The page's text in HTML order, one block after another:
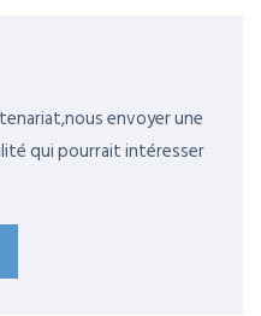
envoyer une
qui pourrait intéresser